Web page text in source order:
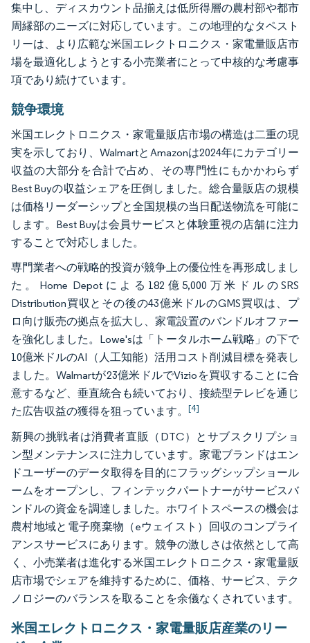
集中し、ディスカウント品揃えは低所得層の農村部や都市
周縁部のニーズに対応しています。この地理的なタペスト
リーは、より広範な米国エレクトロニクス・家電量販店市
場を最適化しようとする小売業者にとって中核的な考慮事
項であり続けています。
競争環境
米国エレクトロニクス・家電量販店市場の構造は二重の現
実を示しており、WalmartとAmazonは2024年にカテゴリー
収益の大部分を合計で占め、その専門性にもかかわらず
Best Buyの収益シェアを圧倒しました。総合量販店の規模
は価格リーダーシップと全国規模の当日配送物流を可能に
します。Best Buyは会員サービスと体験重視の店舗に注力
することで対応しました。
専門業者への戦略的投資が競争上の優位性を再形成しまし
た。Home Depotによる182億5,000万米ドルのSRS
Distribution買収とその後の43億米ドルのGMS買収は、プ
ロ向け販売の拠点を拡大し、家電設置のバンドルオファー
を強化しました。Lowe'sは「トータルホーム戦略」の下で
10億米ドルのAI（人工知能）活用コスト削減目標を発表し
ました。Walmartが23億米ドルでVizioを買収することに合
意するなど、垂直統合も続いており、接続型テレビを通じ
た広告収益の獲得を狙っています。 [4]
新興の挑戦者は消費者直販（DTC）とサブスクリプショ
ン型メンテナンスに注力しています。家電ブランドはエン
ドユーザーのデータ取得を目的にフラッグシップショール
ームをオープンし、フィンテックパートナーがサービスバ
ンドルの資金を調達しました。ホワイトスペースの機会は
農村地域と電子廃棄物（eウェイスト）回収のコンプライ
アンスサービスにあります。競争の激しさは依然として高
く、小売業者は進化する米国エレクトロニクス・家電量販
店市場でシェアを維持するために、価格、サービス、テク
ノロジーのバランスを取ることを余儀なくされています。
米国エレクトロニクス・家電量販店産業のリー